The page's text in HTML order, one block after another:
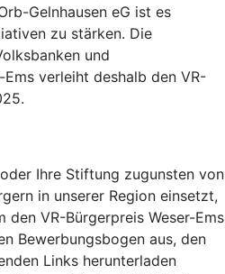
Gelnhausen eG ist es
zu stärken. Die
und
verleiht deshalb den VR-
Ihre Stiftung zugunsten von
in unserer Region einsetzt,
den VR-Bürgerpreis Weser-Ems
Bewerbungsbogen aus, den
Links herunterladen